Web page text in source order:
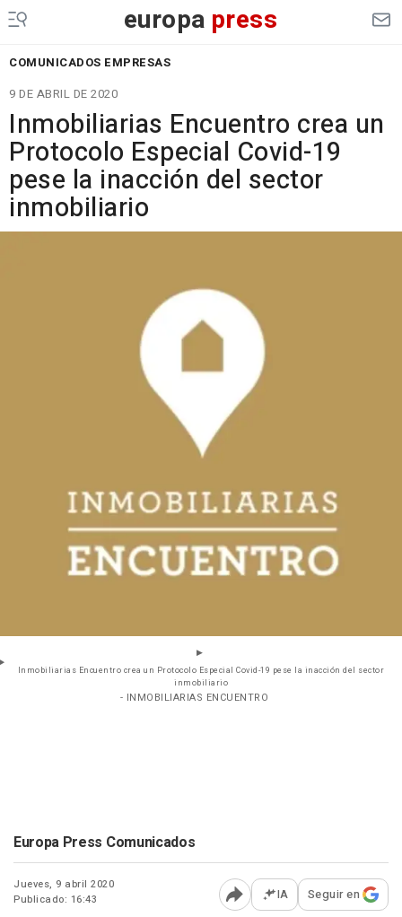
europa press
COMUNICADOS EMPRESAS
9 DE ABRIL DE 2020
Inmobiliarias Encuentro crea un
Protocolo Especial Covid-19
pese la inacción del sector
inmobiliario
Inmobiliarias Encuentro crea un Protocolo Especial Covid-19 pese la inacción del sector
inmobiliario
- INMOBILIARIAS ENCUENTRO
Europa Press Comunicados
Jueves, 9 abril 2020
Publicado: 16:43
Abrir opciones para
IA Seguir en